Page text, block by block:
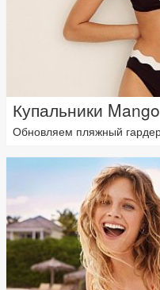
Купальники
Обновляем пляжный